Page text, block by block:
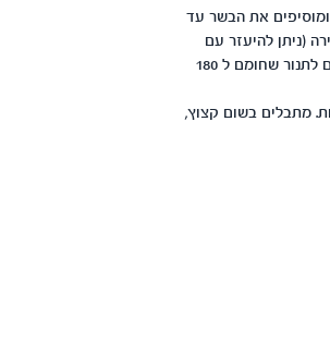
את הבשר עד
(ניתן להיעזר עם
מעט שמן על הידיים), מעליה מהדקים שכבת בשר ולבסוף שכבה נוספת של פירה תפו"א. מכניסים לתנור שחומם ל 180
מתבלים בשום קצוץ,